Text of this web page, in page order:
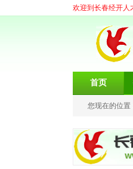
欢迎到长春经开人
首页
您现在的位置